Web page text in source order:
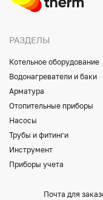
РАЗДЕЛЫ
Котельное оборудование
Водонагреватели и баки
Арматура
Отопительные приборы
Насосы
Трубы и фитинги
Инструмент
Приборы учета
Почта для